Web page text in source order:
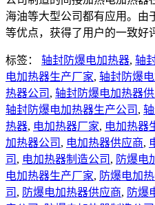
海油等大型公司都有应用。由
等优点，获得了用户的一致好
标签： 轴封防爆电加热器, 轴
电加热器生产厂家, 轴封防爆
热器公司 , 轴封防爆电加热器
轴封防爆电加热器生产公司 ,
热器, 电加热器厂家, 电加热器
加热器公司 , 电加热器供应商,
司 , 电加热器制造公司 , 防爆电
电加热器生产厂家, 防爆电加
司 , 防爆电加热器供应商, 防爆